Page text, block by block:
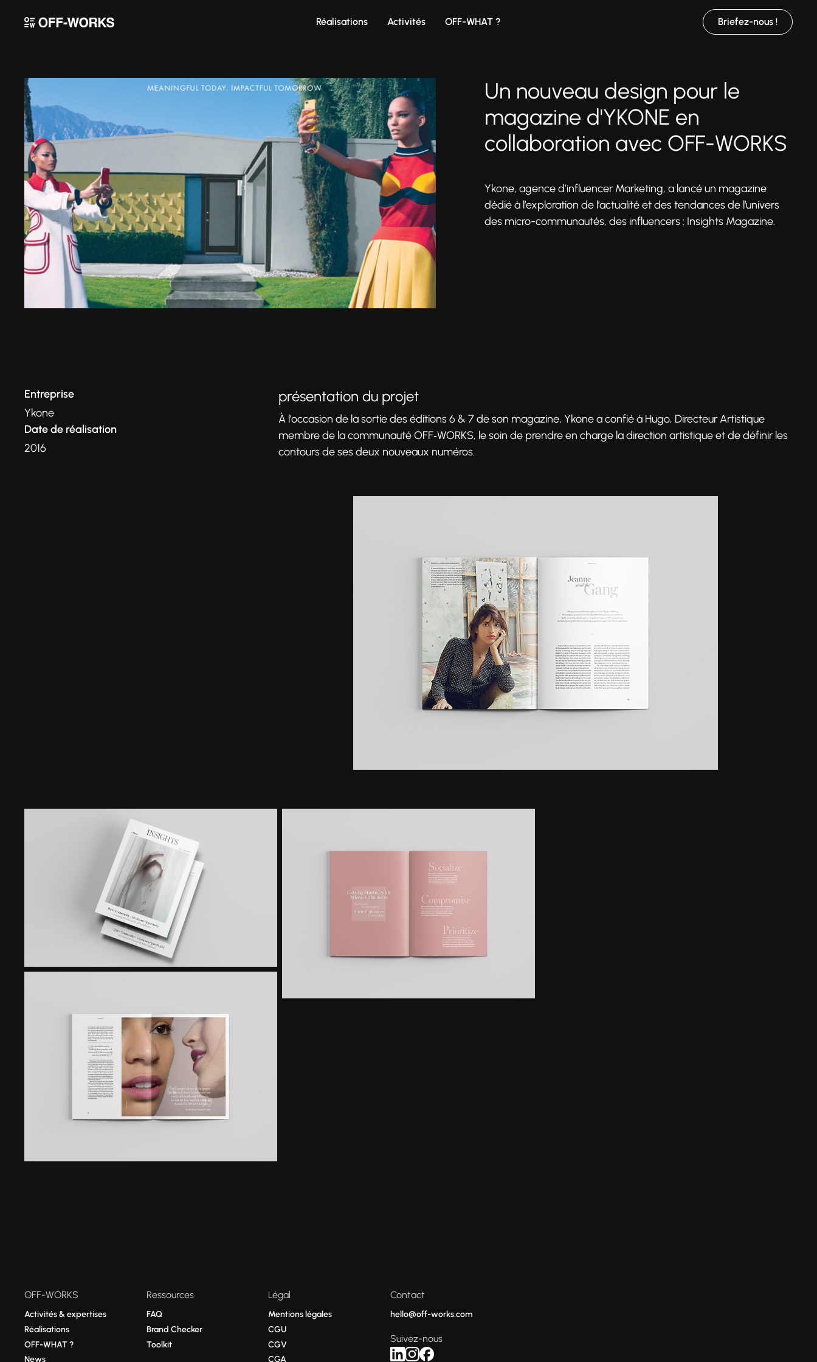
Réalisations Activités OFF-WHAT ? Briefez-nous !
Un nouveau design pour le
magazine d'YKONE en
collaboration avec OFF-WORKS
Ykone, agence d’influencer Marketing, a lancé un magazine
dédié à l’exploration de l’actualité et des tendances de l’univers
des micro-communautés, des influencers : Insights Magazine.
Entreprise
Ykone
Date de réalisation
2016
présentation du projet
À l’occasion de la sortie des éditions 6 & 7 de son magazine, Ykone a confié à Hugo, Directeur Artistique
membre de la communauté OFF‑WORKS, le soin de prendre en charge la direction artistique et de définir les
contours de ses deux nouveaux numéros.
OFF-WORKS
Activités & expertises
Réalisations
OFF-WHAT ?
News
Ressources
FAQ
Brand Checker
Toolkit
Légal
Mentions légales
CGU
CGV
CGA
Contact
hello@off-works.com
Suivez-nous